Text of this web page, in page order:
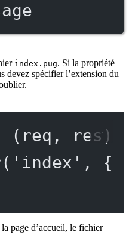
index.pug. Si la propriété
devez spécifier l’extension du
( req , res)
( 'index' , {
page d’accueil, le fichier